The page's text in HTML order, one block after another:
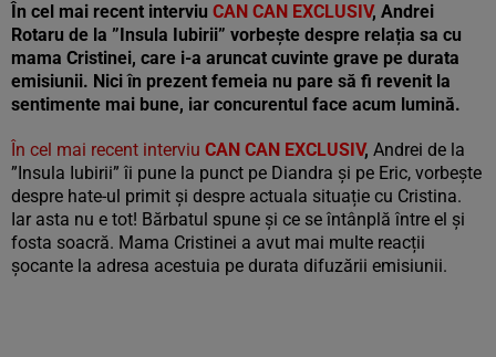
În cel mai recent interviu CAN CAN EXCLUSIV, Andrei
Rotaru de la ”Insula Iubirii” vorbește despre relația sa cu
mama Cristinei, care i-a aruncat cuvinte grave pe durata
emisiunii. Nici în prezent femeia nu pare să fi revenit la
sentimente mai bune, iar concurentul face acum lumină.
În cel mai recent interviu CAN CAN EXCLUSIV, Andrei de la
”Insula Iubirii” îi pune la punct pe Diandra și pe Eric, vorbește
despre hate-ul primit și despre actuala situație cu Cristina.
Iar asta nu e tot! Bărbatul spune și ce se întânplă între el și
fosta soacră. Mama Cristinei a avut mai multe reacții
șocante la adresa acestuia pe durata difuzării emisiunii.